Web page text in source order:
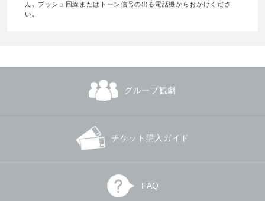
ん｡ プッシュ回線またはトーン信号の出る電話機からおかけくださ
い｡
グループ観劇
チケット購入ガイド
FAQ